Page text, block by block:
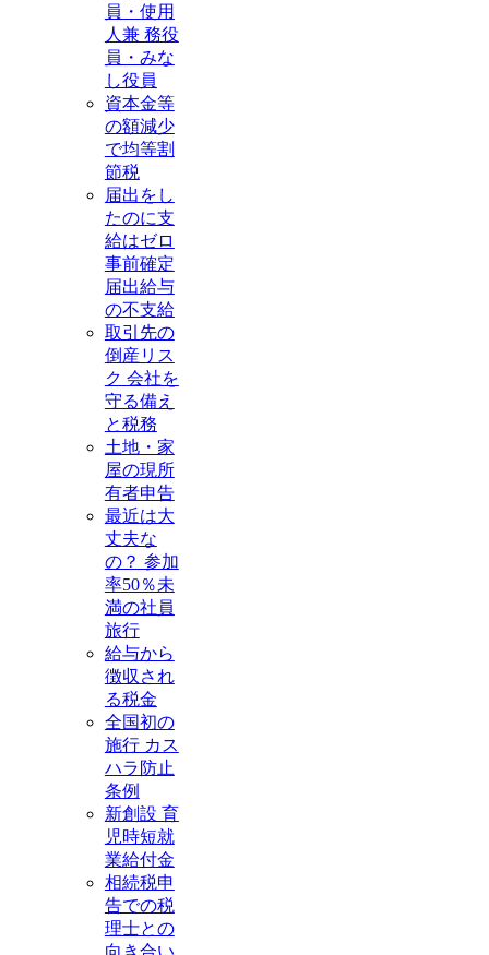
員・使用
人兼 務役
員・みな
し役員
資本金等
の額減少
で均等割
節税
届出をし
たのに支
給はゼロ
事前確定
届出給与
の不支給
取引先の
倒産リス
ク 会社を
守る備え
と税務
土地・家
屋の現所
有者申告
最近は大
丈夫な
の？ 参加
率50％未
満の社員
旅行
給与から
徴収され
る税金
全国初の
施行 カス
ハラ防止
条例
新創設 育
児時短就
業給付金
相続税申
告での税
理士との
向き合い